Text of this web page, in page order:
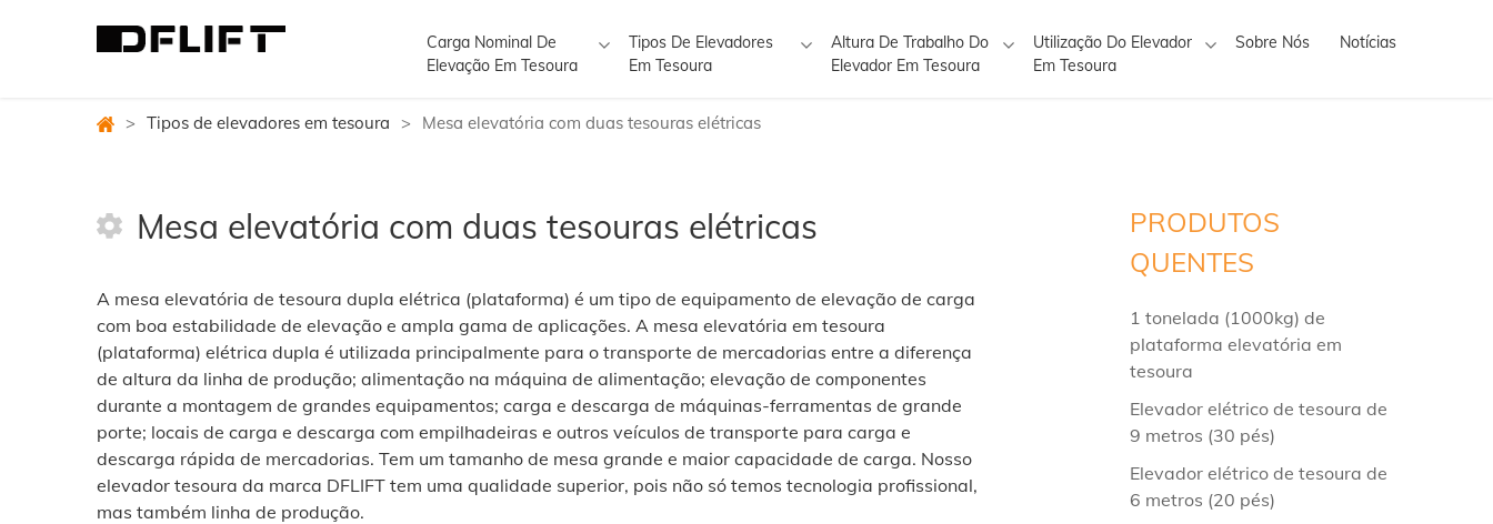
Carga Nominal De
Elevação Em Tesoura
Tipos De Elevadores
Em Tesoura
Altura De Trabalho Do
Elevador Em Tesoura
Utilização Do Elevador
Em Tesoura
Sobre Nós Notícias
> Tipos de elevadores em tesoura > Mesa elevatória com duas tesouras elétricas
Mesa elevatória com duas tesouras elétricas
A mesa elevatória de tesoura dupla elétrica (plataforma) é um tipo de equipamento de elevação de carga
com boa estabilidade de elevação e ampla gama de aplicações. A mesa elevatória em tesoura
(plataforma) elétrica dupla é utilizada principalmente para o transporte de mercadorias entre a diferença
de altura da linha de produção; alimentação na máquina de alimentação; elevação de componentes
durante a montagem de grandes equipamentos; carga e descarga de máquinas-ferramentas de grande
porte; locais de carga e descarga com empilhadeiras e outros veículos de transporte para carga e
descarga rápida de mercadorias. Tem um tamanho de mesa grande e maior capacidade de carga. Nosso
elevador tesoura da marca DFLIFT tem uma qualidade superior, pois não só temos tecnologia profissional,
mas também linha de produção.
PRODUTOS
QUENTES
1 tonelada (1000kg) de
plataforma elevatória em
tesoura
Elevador elétrico de tesoura de
9 metros (30 pés)
Elevador elétrico de tesoura de
6 metros (20 pés)